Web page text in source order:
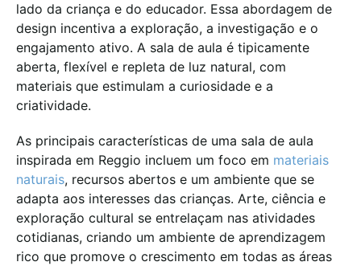
lado da criança e do educador. Essa abordagem de
design incentiva a exploração, a investigação e o
engajamento ativo. A sala de aula é tipicamente
aberta, flexível e repleta de luz natural, com
materiais que estimulam a curiosidade e a
criatividade.
As principais características de uma sala de aula
inspirada em Reggio incluem um foco em materiais
naturais, recursos abertos e um ambiente que se
adapta aos interesses das crianças. Arte, ciência e
exploração cultural se entrelaçam nas atividades
cotidianas, criando um ambiente de aprendizagem
rico que promove o crescimento em todas as áreas